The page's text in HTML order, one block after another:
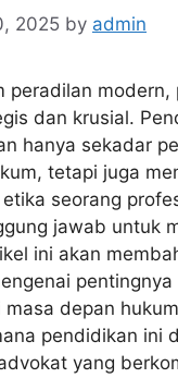
2025 by admin
peradilan
dan krusial.
hanya sekadar
tetapi juga
seorang
jawab untuk
ini akan
depan
pendidikan ini
yang